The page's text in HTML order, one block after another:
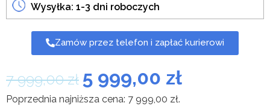
Wysyłka: 1-3 dni roboczych
Zamów przez telefon i zapłać kurierowi
7 999,00zł 5 999,00 zł
Poprzednia najniższa cena: 7 999,00 zł.